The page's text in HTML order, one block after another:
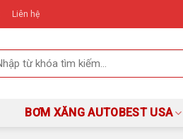
Liên hệ
BƠM XĂNG AUTOBEST USA